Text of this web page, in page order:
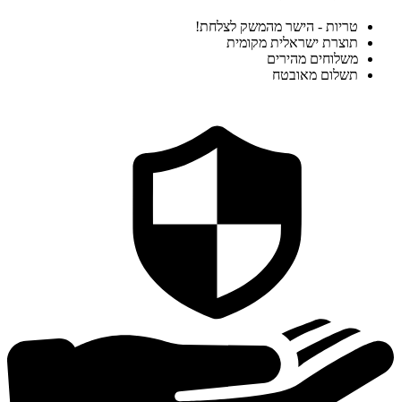
טריות - הישר מהמשק לצלחת!
תוצרת ישראלית מקומית
משלוחים מהירים
תשלום מאובטח